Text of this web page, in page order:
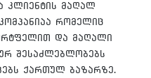
კლიენტის მაღალ
რომელიც
და მაღალი
შესაძლებლობებს
ქართულ ბაზარზე.